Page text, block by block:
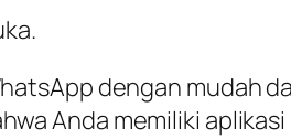
dengan mudah
Anda memiliki